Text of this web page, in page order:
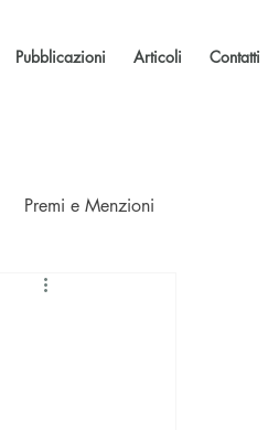
Pubblicazioni Articoli Contatti
Premi e Menzioni